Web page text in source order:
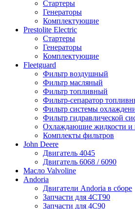
Стартеры
Генераторы
Комплектующие
Prestolite Electric
Стартеры
Генераторы
Комплектующие
Fleetguard
Фильтр воздушный
Фильтр масляный
Фильтр топливный
Фильтр-сепаратор
Фильтр системы
Фильтр гидравлической
Охлаждающие жидкости и
Комплекты фильтров
John Deere
Двигатель 4045
Двигатель 6068 / 6090
Масло Valvoline
Andoria
Двигатели Andoria в сборе
Запчасти для 4CT90
Запчасти для 4С90